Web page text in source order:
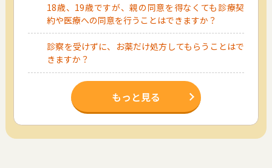
18歳、19歳ですが、親の同意を得なくても診療契
約や医療への同意を行うことはできますか？
診察を受けずに、お薬だけ処方してもらうことはで
きますか？
もっと見る